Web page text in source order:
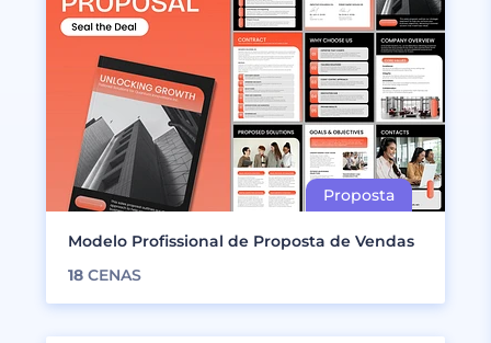
Modelo Profissional de Proposta de Vendas
18 CENAS